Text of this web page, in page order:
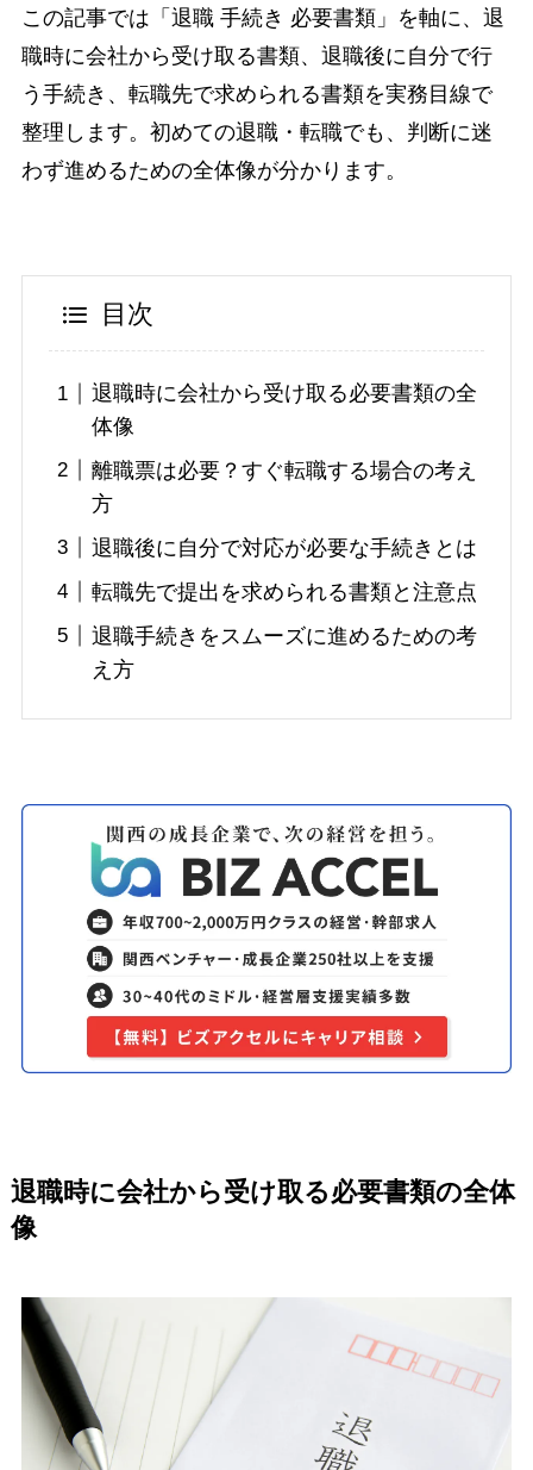
この記事では「退職 手続き 必要書類」を軸に、退
職時に会社から受け取る書類、退職後に自分で行
う手続き、転職先で求められる書類を実務目線で
整理します。初めての退職・転職でも、判断に迷
わず進めるための全体像が分かります。
目次
退職時に会社から受け取る必要書類の全
体像
離職票は必要？すぐ転職する場合の考え
方
退職後に自分で対応が必要な手続きとは
転職先で提出を求められる書類と注意点
退職手続きをスムーズに進めるための考
え方
退職時に会社から受け取る必要書類の全体
像